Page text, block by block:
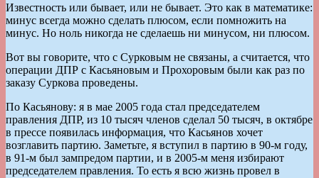
Известность или бывает, или не бывает. Это как в математике:
минус всегда можно сделать плюсом, если помножить на
минус. Но ноль никогда не сделаешь ни минусом, ни плюсом.
Вот вы говорите, что с Сурковым не связаны, а считается, что
операции ДПР с Касьяновым и Прохоровым были как раз по
заказу Суркова проведены.
По Касьянову: я в мае 2005 года стал председателем
правления ДПР, из 10 тысяч членов сделал 50 тысяч, в октябре
в прессе появилась информация, что Касьянов хочет
возглавить партию. Заметьте, я вступил в партию в 90-м году,
в 91-м был зампредом партии, и в 2005-м меня избирают
председателем правления. То есть я всю жизнь провел в